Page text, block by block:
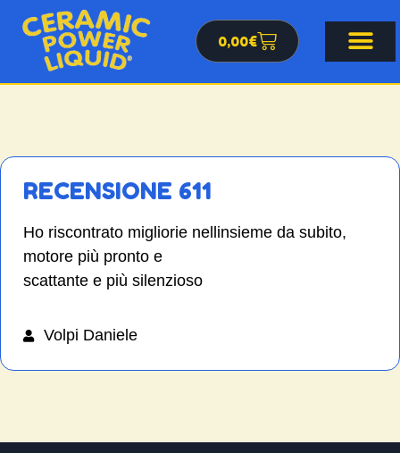
0,00€
RECENSIONE 611
Ho riscontrato migliorie nellinsieme da subito,
motore più pronto e
scattante e più silenzioso
Volpi Daniele